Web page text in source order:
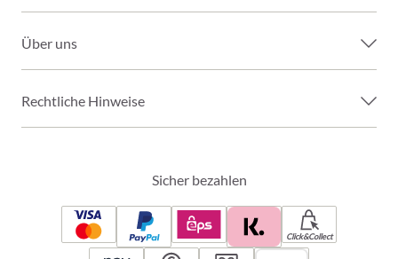
Über uns
Rechtliche Hinweise
Sicher bezahlen
Click&Collect